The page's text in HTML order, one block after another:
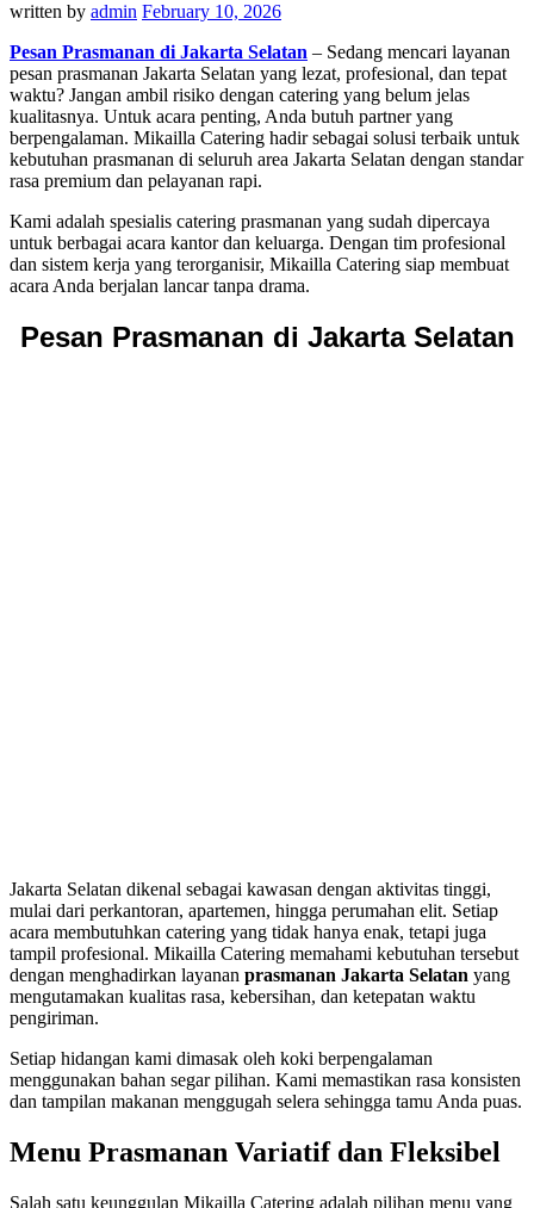
written by admin February 10, 2026
Pesan Prasmanan di Jakarta Selatan – Sedang mencari layanan
pesan prasmanan Jakarta Selatan yang lezat, profesional, dan tepat
waktu? Jangan ambil risiko dengan catering yang belum jelas
kualitasnya. Untuk acara penting, Anda butuh partner yang
berpengalaman. Mikailla Catering hadir sebagai solusi terbaik untuk
kebutuhan prasmanan di seluruh area Jakarta Selatan dengan standar
rasa premium dan pelayanan rapi.
Kami adalah spesialis catering prasmanan yang sudah dipercaya
untuk berbagai acara kantor dan keluarga. Dengan tim profesional
dan sistem kerja yang terorganisir, Mikailla Catering siap membuat
acara Anda berjalan lancar tanpa drama.
Pesan Prasmanan di Jakarta Selatan
Jakarta Selatan dikenal sebagai kawasan dengan aktivitas tinggi,
mulai dari perkantoran, apartemen, hingga perumahan elit. Setiap
acara membutuhkan catering yang tidak hanya enak, tetapi juga
tampil profesional. Mikailla Catering memahami kebutuhan tersebut
dengan menghadirkan layanan prasmanan Jakarta Selatan yang
mengutamakan kualitas rasa, kebersihan, dan ketepatan waktu
pengiriman.
Setiap hidangan kami dimasak oleh koki berpengalaman
menggunakan bahan segar pilihan. Kami memastikan rasa konsisten
dan tampilan makanan menggugah selera sehingga tamu Anda puas.
Menu Prasmanan Variatif dan Fleksibel
Salah satu keunggulan Mikailla Catering adalah pilihan menu yang